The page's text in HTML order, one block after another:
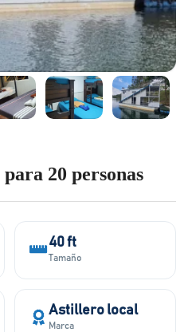
para 20 personas
40 ft
Tamaño
Astillero local
Marca